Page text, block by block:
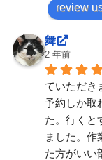
review
舞
2 年前
ていただき
予約しか取
た。行くと
ました。作
た方がいい